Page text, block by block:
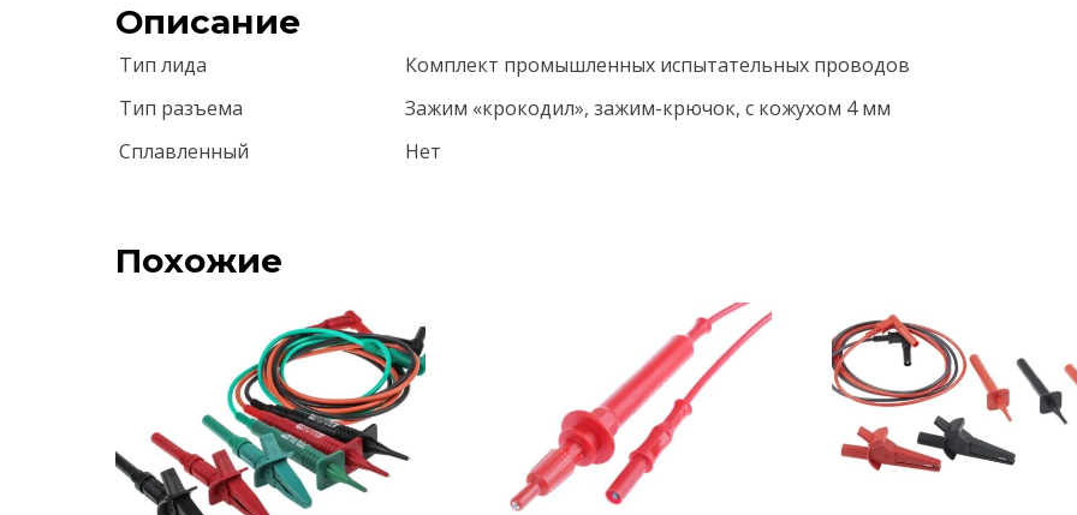
Описание
Тип лида
Комплект промышленных испытательных проводов
Тип разъема
Зажим «крокодил», зажим-крючок, с кожухом 4 мм
Сплавленный
Нет
Похожие